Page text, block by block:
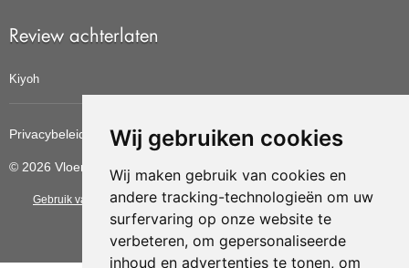
Wij gebruiken cookies
Wij maken gebruik van cookies en
andere tracking-technologieën om uw
surfervaring op onze website te
verbeteren, om gepersonaliseerde
inhoud en advertenties te tonen, om
Review achterlaten
Kiyoh
Privacybeleid Cookiebeleid Update cookies voorkeuren
© 2026 Vloerbedekkingvoordelig
Gebruik van deze site betekent dat u dealgemene voorwaarden van CBW